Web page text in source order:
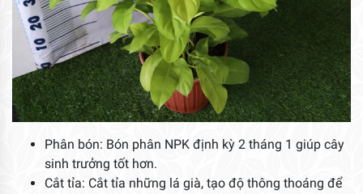
Phân bón: Bón phân NPK định kỳ 2 tháng 1 giúp cây
sinh trưởng tốt hơn.
Cắt tỉa: Cắt tỉa những lá già, tạo độ thông thoáng để